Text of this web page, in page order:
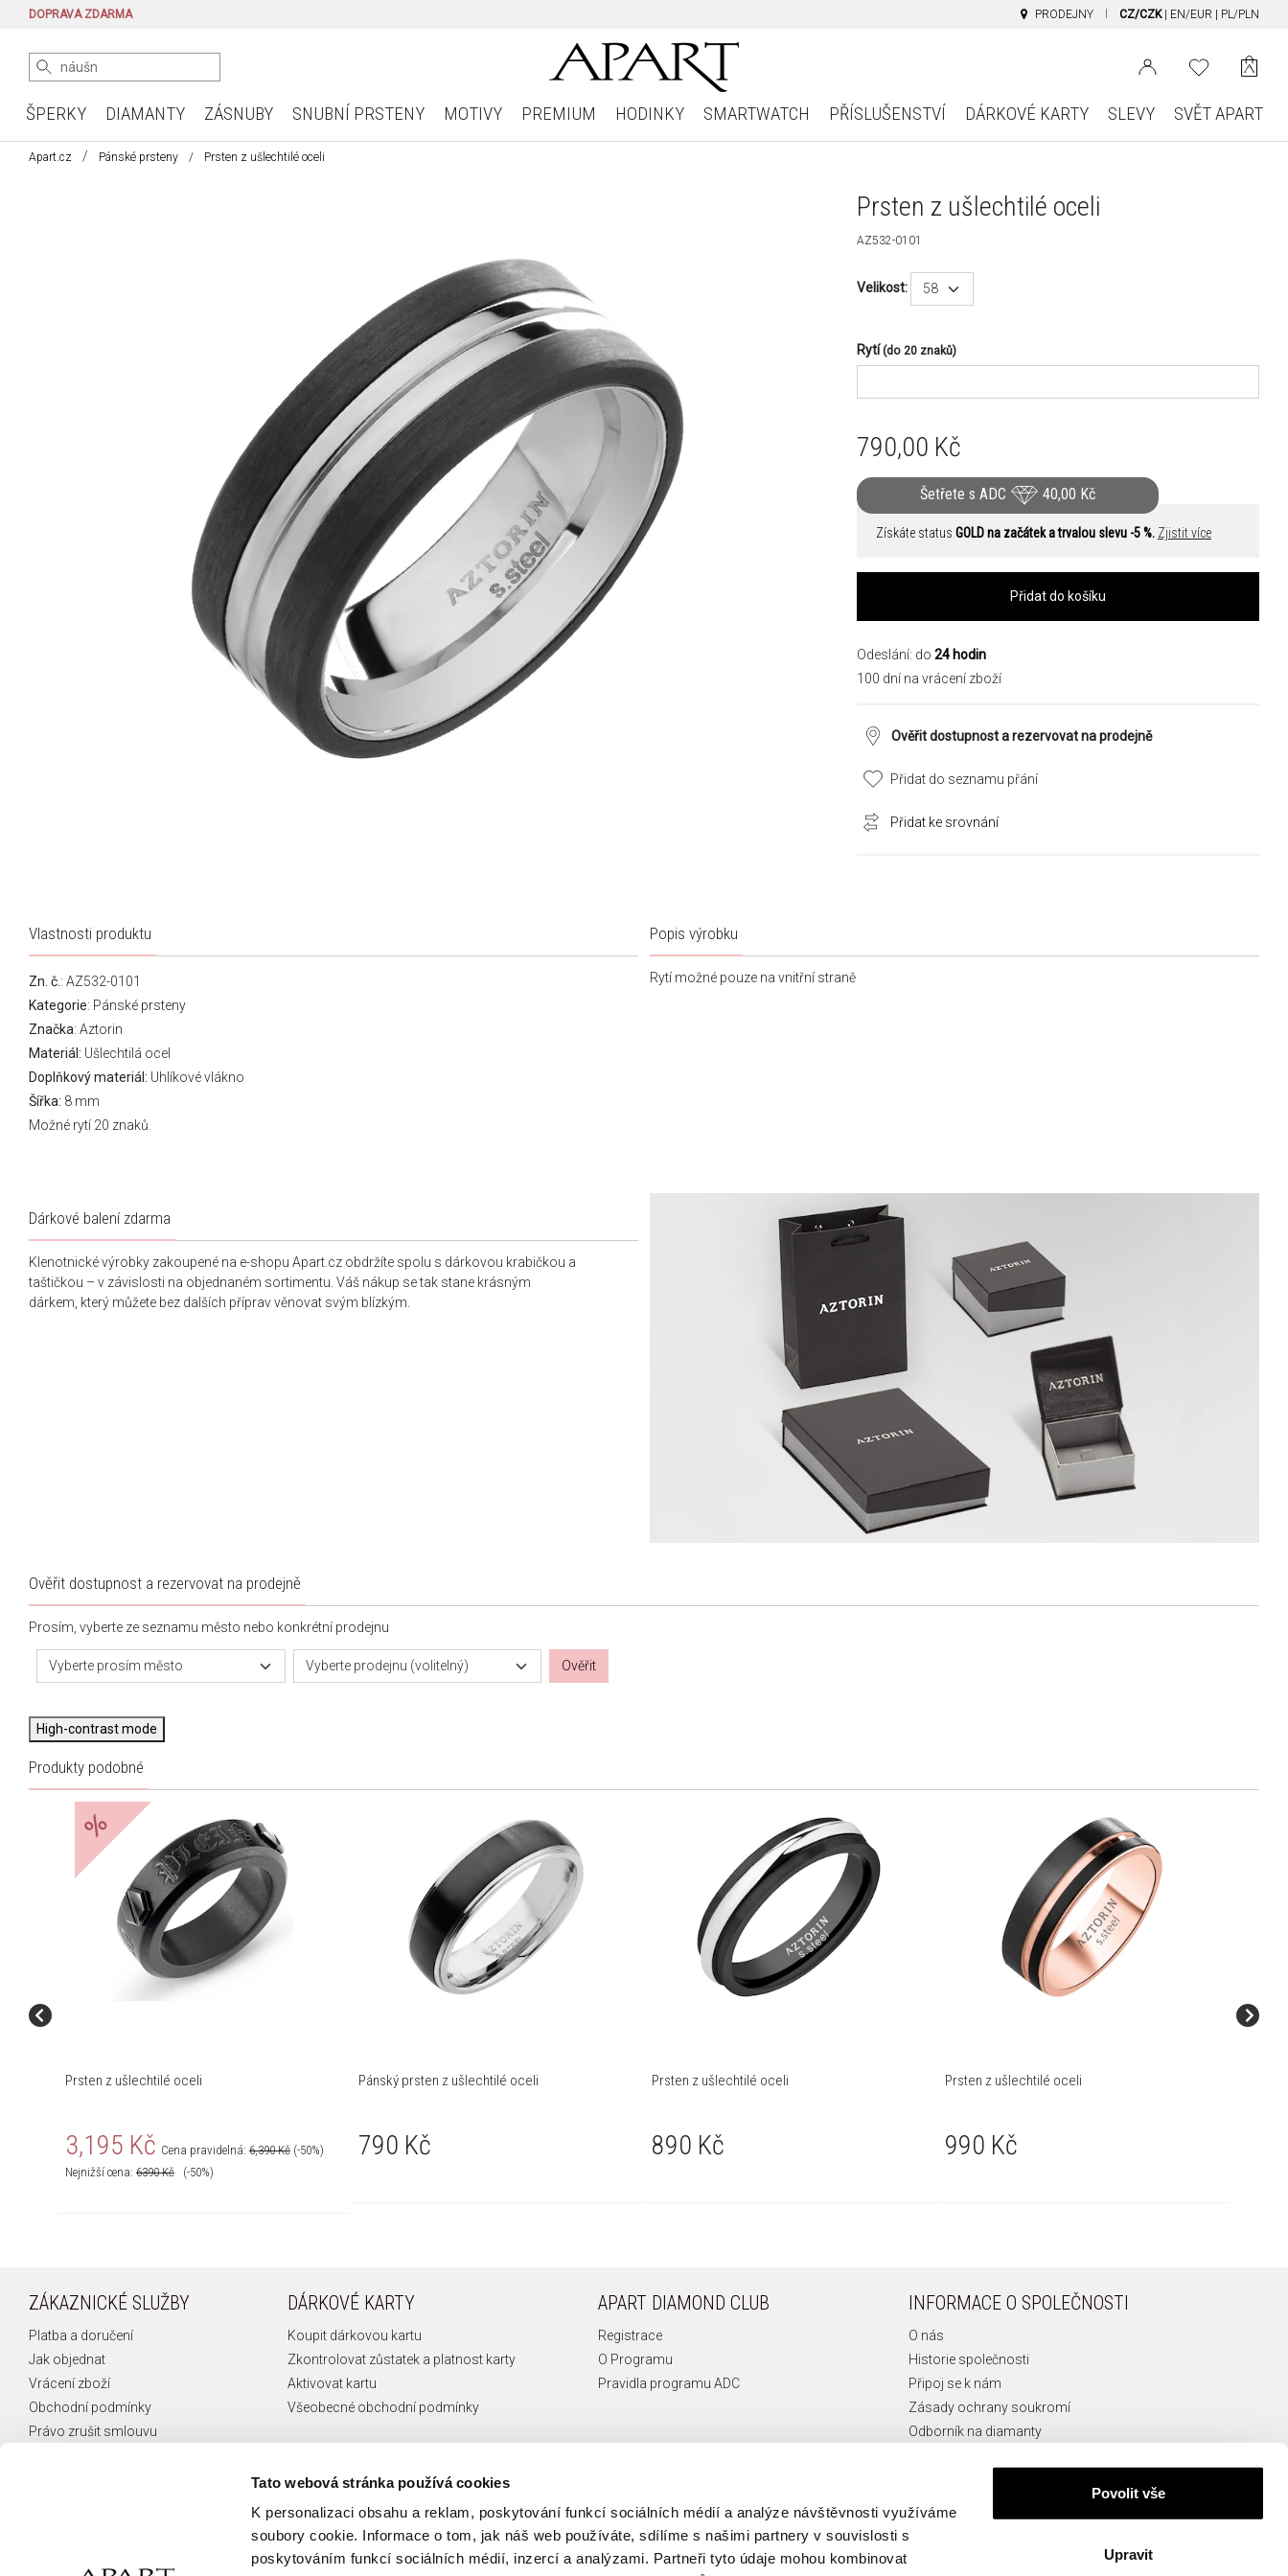
Tato webová stránka používá cookies
K personalizaci obsahu a reklam, poskytování funkcí sociálních médií a analýze návštěvnosti využíváme
soubory cookie. Informace o tom, jak náš web používáte, sdílíme s našimi partnery v souvislosti s
poskytováním funkcí sociálních médií, inzercí a analýzami. Partneři tyto údaje mohou kombinovat
Povolit vše
Upravit
DOPRAVA ZDARMA PRODEJNY CZ/CZK EN/EUR PL/PLN
ŠPERKY DIAMANTY ZÁSNUBY SNUBNÍ PRSTENY MOTIVY PREMIUM HODINKY SMARTWATCH PŘÍSLUŠENSTVÍ DÁRKOVÉ KARTY SLEVY SVĚT APART
Apart.cz Pánské prsteny Prsten z ušlechtilé oceli
Prsten z ušlechtilé oceli
AZ532-0101
Velikost: 58
Rytí(do 20 znaků)
790,00 Kč
Šetřete s ADC 40,00 Kč
Získáte status GOLD na začátek a trvalou slevu -5 %. Zjistit více
Přidat do košíku
Odeslání: do 24 hodin
100 dní na vrácení zboží
Ověřit dostupnost a rezervovat na prodejně
Přidat do seznamu přání
Přidat ke srovnání
Vlastnosti produktu
Zn. č. : AZ532-0101
Kategorie: Pánské prsteny
Značka: Aztorin
Materiál: Ušlechtilá ocel
Doplňkový materiál: Uhlíkové vlákno
Šířka: 8 mm
Možné rytí 20 znaků.
Popis výrobku
Rytí možné pouze na vnitřní straně
Dárkové balení zdarma
Klenotnické výrobky zakoupené na e-shopu Apart.cz obdržíte spolu s dárkovou krabičkou a
taštičkou – v závislosti na objednaném sortimentu. Váš nákup se tak stane krásným
dárkem, který můžete bez dalších příprav věnovat svým blízkým.
Ověřit dostupnost a rezervovat na prodejně
Prosím, vyberte ze seznamu město nebo konkrétní prodejnu
Vyberte prosím město Vyberte prodejnu (volitelný) Ověřit
High-contrast mode
Produkty podobné
%
Prsten z ušlechtilé oceli
3,195 Kč Cena pravidelná: 6,390 Kč (-50%)
Nejnižší cena: 6390 Kč (-50%)
Pánský prsten z ušlechtilé oceli
790 Kč
Prsten z ušlechtilé oceli
890 Kč
Prsten z ušlechtilé oceli
990 Kč
ZÁKAZNICKÉ SLUŽBY
Platba a doručení
Jak objednat
Vrácení zboží
Obchodní podmínky
Právo zrušit smlouvu
DÁRKOVÉ KARTY
Koupit dárkovou kartu
Zkontrolovat zůstatek a platnost karty
Aktivovat kartu
Všeobecné obchodní podmínky
APART DIAMOND CLUB
Registrace
O Programu
Pravidla programu ADC
INFORMACE O SPOLEČNOSTI
O nás
Historie společnosti
Připoj se k nám
Zásady ochrany soukromí
Odborník na diamanty